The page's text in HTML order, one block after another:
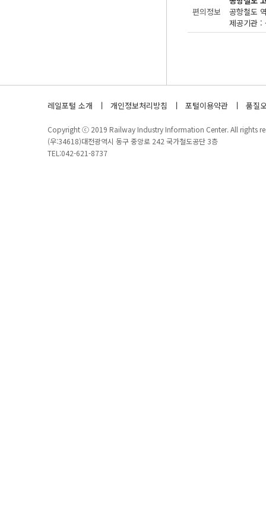
편의정보
제공기관 :
레일포털 소개 개인정보처리방침 포털이용약관 품질
Copyright ⓒ 2019 Railway Industry Information Center. All rights
(우:34618)대전광역시 동구 중앙로 242 국가철도공단 3층
TEL:042-621-8737